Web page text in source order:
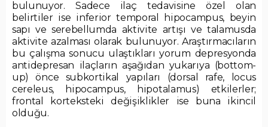
bulunuyor. Sadece ilaç tedavisine özel olan
belirtiler ise inferior temporal hipocampus, beyin
sapı ve serebellumda aktivite artışı ve talamusda
aktivite azalması olarak bulunuyor. Araştırmacıların
bu çalışma sonucu ulaştıkları yorum depresyonda
antidepresan ilaçların aşağıdan yukarıya (bottom-
up) önce subkortikal yapıları (dorsal rafe, locus
cereleus, hipocampus, hipotalamus) etkilerler;
frontal korteksteki değişiklikler ise buna ikincil
olduğu.